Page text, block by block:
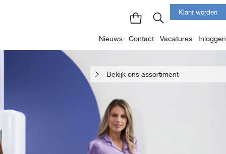
Nieuws Contact Vacatures Inloggen
Klant worden
Bekijk ons assortiment